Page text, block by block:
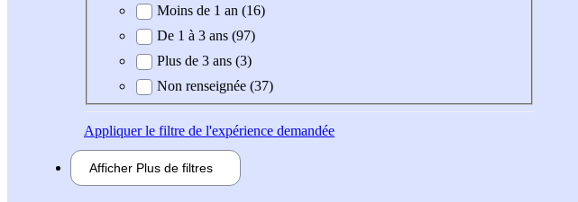
Expérience demandée
Moins de 1 an (16)
De 1 à 3 ans (97)
Plus de 3 ans (3)
Non renseignée (37)
Appliquerle filtre de l'expérience demandée
Afficher Plus de filtres